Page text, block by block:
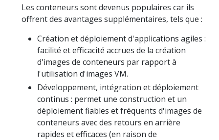
Les conteneurs sont devenus populaires car ils
offrent des avantages supplémentaires, tels que :
Création et déploiement d'applications agiles :
facilité et efficacité accrues de la création
d'images de conteneurs par rapport à
l'utilisation d'images VM.
Développement, intégration et déploiement
continus : permet une construction et un
déploiement fiables et fréquents d'images de
conteneurs avec des retours en arrière
rapides et efficaces (en raison de